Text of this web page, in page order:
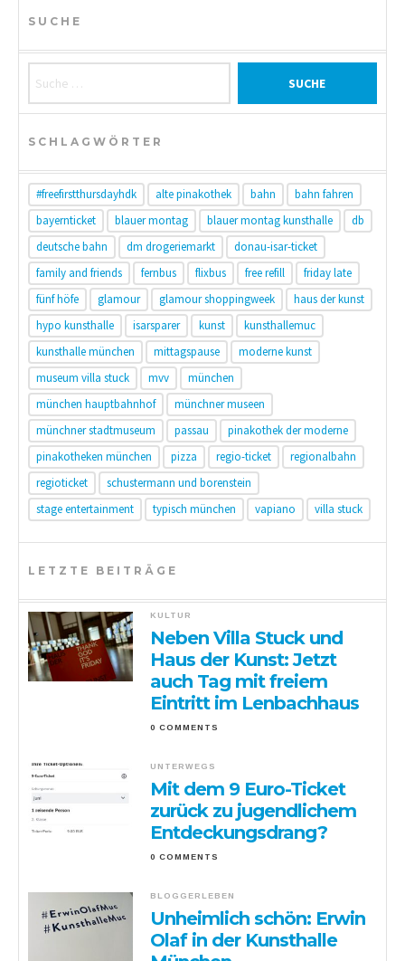
SUCHE
SCHLAGWÖRTER
#freefirstthursdayhdk alte pinakothek bahn
bahn fahren
bayernticket
blauer montag blauer montag kunsthalle
db
deutsche bahn
dm drogeriemarkt
donau-isar-ticket
family and friends
fernbus flixbus free refill
friday late
fünf höfe
glamour glamour shoppingweek
haus der kunst
hypo kunsthalle
isarsparer kunst
kunsthallemuc
kunsthalle münchen
mittagspause
moderne kunst
museum villa stuck
mvv
münchen
münchen hauptbahnhof
münchner museen
münchner stadtmuseum
passau
pinakothek der moderne
pinakotheken münchen
pizza regio-ticket
regionalbahn
regioticket
schustermann und borenstein
stage entertainment
typisch münchen vapiano villa stuck
LETZTE BEITRÄGE
KULTUR
Neben Villa Stuck und
Haus der Kunst: Jetzt
auch Tag mit freiem
Eintritt im Lenbachhaus
0 COMMENTS
UNTERWEGS
Mit dem 9 Euro-Ticket
zurück zu jugendlichem
Entdeckungsdrang?
0 COMMENTS
BLOGGERLEBEN
Unheimlich schön: Erwin
Olaf in der Kunsthalle